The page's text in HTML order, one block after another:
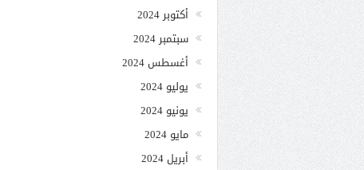
أكتوبر 2024
سبتمبر 2024
أغسطس 2024
يوليو 2024
يونيو 2024
مايو 2024
أبريل 2024